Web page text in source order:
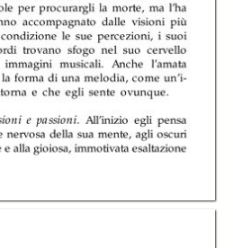
del
diretta da
Steinberg
Orchestra del
Torino diretta da
Pinchas Steinberg